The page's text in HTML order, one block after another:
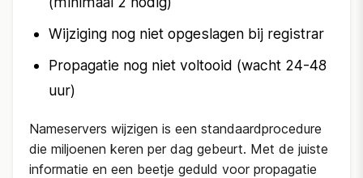
Wijziging nog niet opgeslagen bij registrar
Propagatie nog niet voltooid (wacht 24-48
uur)
Nameservers wijzigen is een standaardprocedure
die miljoenen keren per dag gebeurt. Met de juiste
informatie en een beetje geduld voor propagatie